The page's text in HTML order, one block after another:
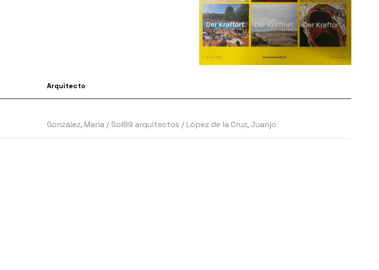
Arquitecto
González, Maria / Sol89 arquitectos /López de la Cruz, Juanjo